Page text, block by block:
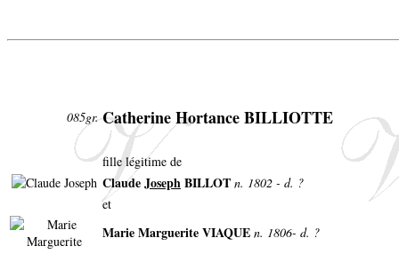
085gr. Catherine Hortance BILLIOTTE
fille légitime de
ClaudeJosephBILLOT n. 1802 - d. ?
et
Marie Marguerite VIAQUE n. 1806- d. ?